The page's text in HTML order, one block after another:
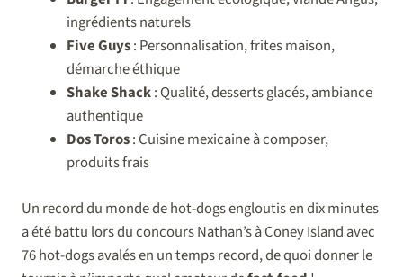
ingrédients naturels
Five Guys: Personnalisation, frites maison,
démarche éthique
Shake Shack: Qualité, desserts glacés, ambiance
authentique
Dos Toros: Cuisine mexicaine à composer,
produits frais
Un record du monde de hot-dogs engloutis en dix minutes
a été battu lors du concours Nathan’s à Coney Island avec
76 hot-dogs avalés en un temps record, de quoi donner le